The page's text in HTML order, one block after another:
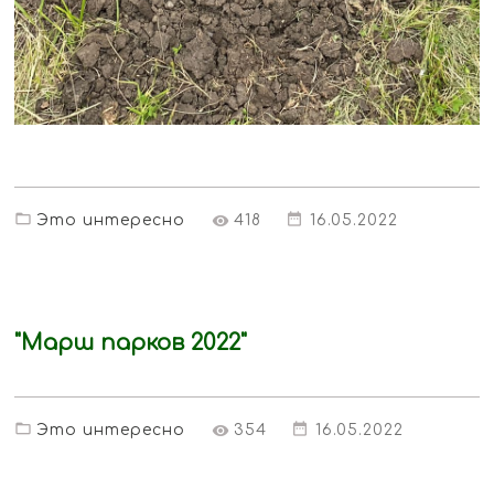
Это интересно 418 16.05.2022
"Марш парков 2022"
Это интересно 354 16.05.2022